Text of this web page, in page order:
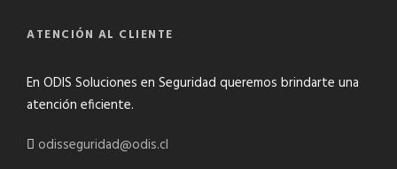
ATENCIÓN AL CLIENTE
En ODIS Soluciones en Seguridad queremos brindarte una
atención eficiente.
odisseguridad@odis.cl